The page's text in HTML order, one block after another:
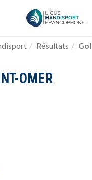
Résultats
OMER